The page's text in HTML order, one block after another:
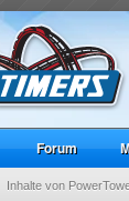
Forum
Inhalte von